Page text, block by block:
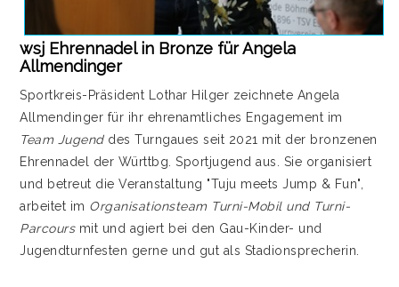
wsj Ehrennadel in Bronze für Angela
Allmendinger
Sportkreis-Präsident Lothar Hilger zeichnete Angela
Allmendinger für ihr ehrenamtliches Engagement im
Team Jugenddes Turngaues seit 2021 mit der bronzenen
Ehrennadel der Württbg. Sportjugend aus. Sie organisiert
und betreut die Veranstaltung "Tuju meets Jump & Fun",
arbeitet im Organisationsteam Turni-Mobil und Turni-
Parcoursmit und agiert bei den Gau-Kinder- und
Jugendturnfesten gerne und gut als Stadionsprecherin.